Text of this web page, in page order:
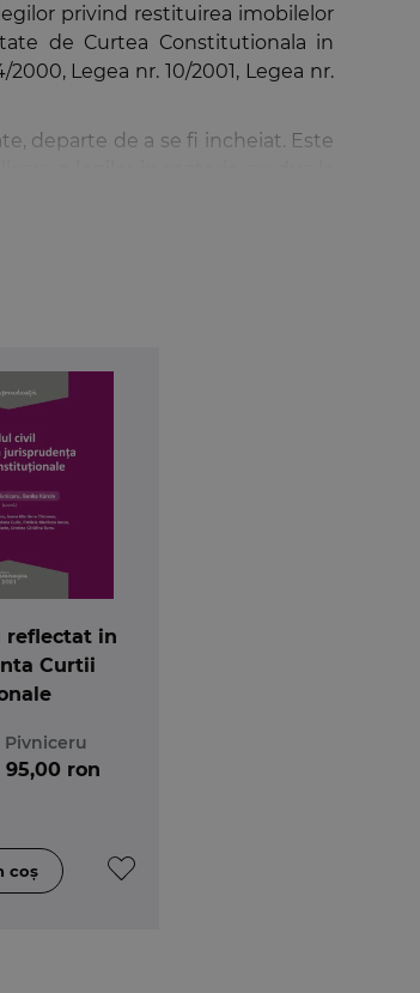
privind restituirea imobilelor
de Curtea Constitutionala in
Legea nr. 10/2001, Legea nr.
departe de a se fi incheiat. Este
a legilor in materie au dus la
in acest domeniu este
Aceste fise au o structura
grupate in functie de
celor interesati cu
o prezentare jurisprudentiala a
si, ulterior, au fost identificate si
constitutional a exigentelor
reflectat in
Curtii
Pivniceru
95,00 ron